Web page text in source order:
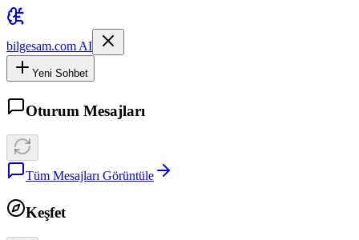
bilgesam.com AI
Yeni Sohbet
Oturum Mesajları
Tüm Mesajları Görüntüle
Keşfet